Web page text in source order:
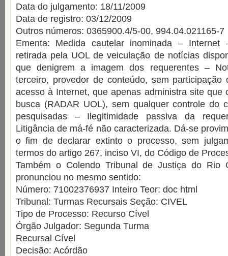
Data do julgamento: 18/11/2009
Data de registro: 03/12/2009
Outros números: 0365900.4/5-00, 994.04.021165-7
Ementa: Medida cautelar inominada – Internet
retirada pela UOL de veiculação de notícias
que denigrem a imagem dos requerentes –
terceiro, provedor de conteúdo, sem participação
acesso à Internet, que apenas administra site que
busca (RADAR UOL), sem qualquer controle do
pesquisadas – Ilegitimidade passiva da
Litigância de má-fé não caracterizada. Dá-se
o fim de declarar extinto o processo, sem
termos do artigo 267, inciso VI, do Código de
Também o Colendo Tribunal de Justiça do Rio
pronunciou no mesmo sentido:
Número: 71002376937 Inteiro Teor: doc html
Tribunal: Turmas Recursais Seção: CIVEL
Tipo de Processo: Recurso Cível
Órgão Julgador: Segunda Turma
Recursal Cível
Decisão: Acórdão